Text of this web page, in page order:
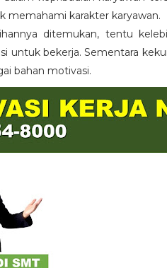
memahami karakter karyawan.
ditemukan, tentu
untuk bekerja. Sementara
bahan motivasi.